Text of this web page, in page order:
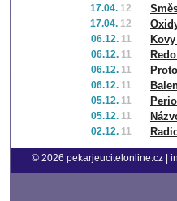
17.04. 12
17.04. 12
06.12. 11
06.12. 11
06.12. 11
06.12. 11
05.12. 11
05.12. 11
02.12. 11
© 2026 pekarjeucitelonline.cz